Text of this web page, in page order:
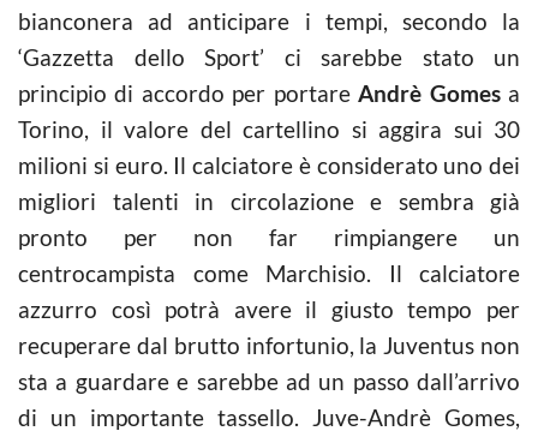
bianconera ad anticipare i tempi, secondo la
‘Gazzetta dello Sport’ ci sarebbe stato un
principio di accordo per portareAndrè Gomesa
Torino, il valore del cartellino si aggira sui 30
milioni si euro. Il calciatore è considerato uno dei
migliori talenti in circolazione e sembra già
pronto per non far rimpiangere un
centrocampista come Marchisio. Il calciatore
azzurro così potrà avere il giusto tempo per
recuperare dal brutto infortunio, la Juventus non
sta a guardare e sarebbe ad un passo dall’arrivo
di un importante tassello. Juve-Andrè Gomes,